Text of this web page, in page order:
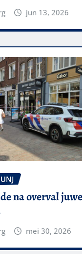
jun 13, 2026
na overval
mei 30, 2026